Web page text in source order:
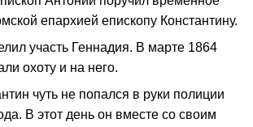
епархией епископу Константину.
участь Геннадия. В марте 1864
охоту и на него.
чуть не попался в руки полиции
В этот день он вместе со своим